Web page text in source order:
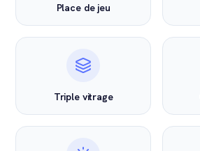
Place de jeu
Triple vitrage